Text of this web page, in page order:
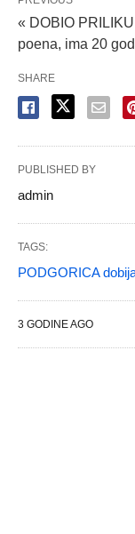
« DOBIO
poena, ima 20
SHARE
PUBLISHED BY
admin
TAGS:
PODGORICA
3 GODINE AGO